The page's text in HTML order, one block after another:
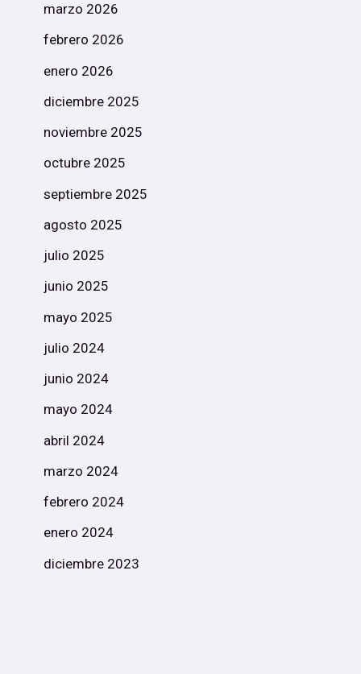
marzo 2026
febrero 2026
enero 2026
diciembre 2025
noviembre 2025
octubre 2025
septiembre 2025
agosto 2025
julio 2025
junio 2025
mayo 2025
julio 2024
junio 2024
mayo 2024
abril 2024
marzo 2024
febrero 2024
enero 2024
diciembre 2023